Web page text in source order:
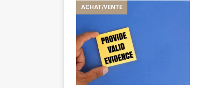
ACHAT/VENTE